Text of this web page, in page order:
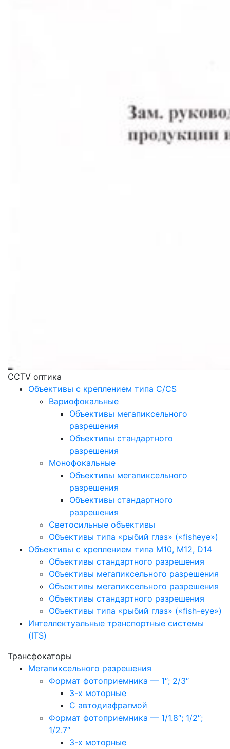
CCTV оптика
Объективы с креплением типа C/CS
Вариофокальные
Объективы мегапиксельного
разрешения
Объективы стандартного
разрешения
Монофокальные
Объективы мегапиксельного
разрешения
Объективы стандартного
разрешения
Светосильные объективы
Объективы типа «рыбий глаз» («fisheye»)
Объективы с креплением типа M10, M12, D14
Объективы стандартного разрешения
Объективы мегапиксельного разрешения
Объективы мегапиксельного разрешения
Объективы стандартного разрешения
Объективы типа «рыбий глаз» («fish-eye»)
Интеллектуальные транспортные системы
(ITS)
Трансфокаторы
Мегапиксельного разрешения
Формат фотоприемника — 1″; 2/3″
3-х моторные
С автодиафрагмой
Формат фотоприемника — 1/1.8″; 1/2″;
1/2.7″
3-х моторные